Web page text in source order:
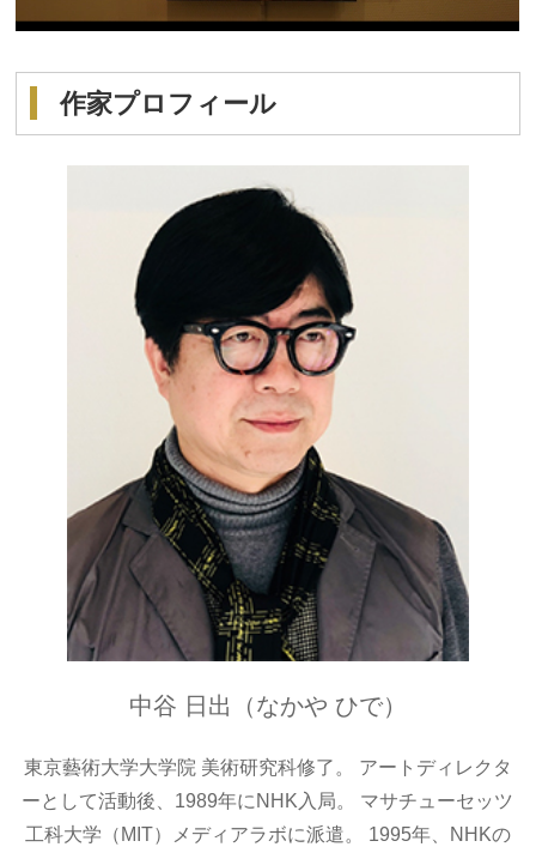
作家プロフィール
中谷 日出（なかや ひで）
東京藝術大学大学院 美術研究科修了。 アートディレクタ
ーとして活動後、1989年にNHK入局。 マサチューセッツ
工科大学（MIT）メディアラボに派遣。 1995年、NHKの